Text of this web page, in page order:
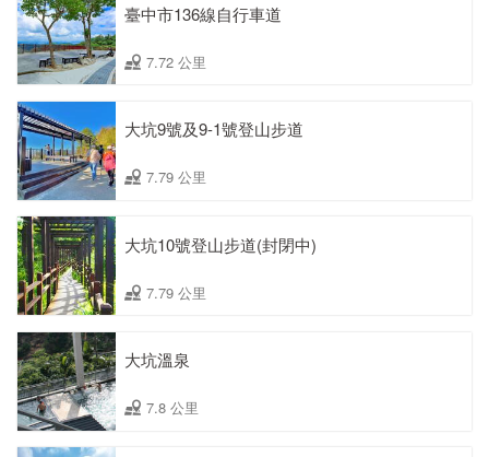
臺中市136線自行車道
7.72 公里
大坑9號及9-1號登山步道
7.79 公里
大坑10號登山步道(封閉中)
7.79 公里
大坑溫泉
7.8 公里